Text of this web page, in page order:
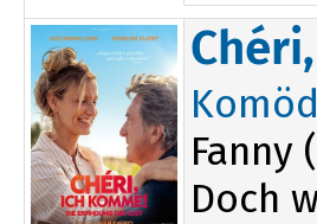
Fanny
Doch